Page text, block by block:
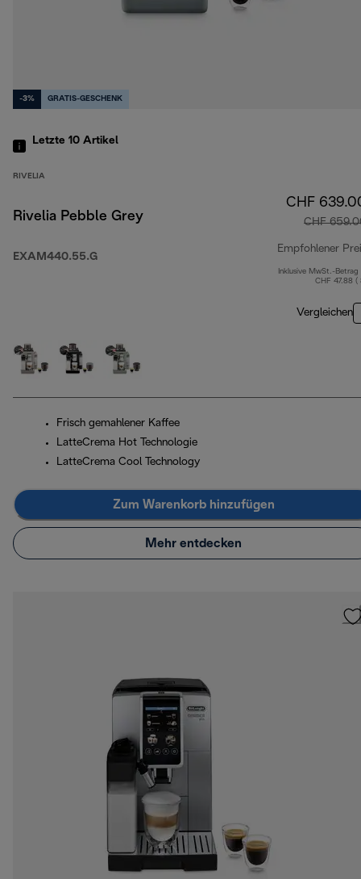
-3% GRATIS-GESCHENK
Letzte 10 Artikel
RIVELIA
Rivelia Pebble Grey
EXAM440.55.G
CHF
CHF
Empfohlener
Inklusive MwSt.-Betrag
CHF 47.88 (
Vergleichen
Frisch gemahlener Kaffee
LatteCrema Hot Technologie
LatteCrema Cool Technology
Zum Warenkorb hinzufügen
Mehr entdecken